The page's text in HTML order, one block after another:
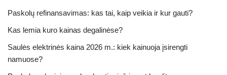
Paskolų refinansavimas: kas tai, kaip veikia ir kur gauti?
Kas lemia kuro kainas degalinėse?
Saulės elektrinės kaina 2026 m.: kiek kainuoja įsirengti
namuose?